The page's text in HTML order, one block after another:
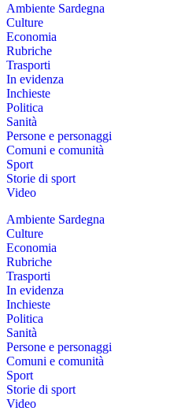
Ambiente Sardegna
Culture
Economia
Rubriche
Trasporti
In evidenza
Inchieste
Politica
Sanità
Persone e personaggi
Comuni e comunità
Sport
Storie di sport
Video
Ambiente Sardegna
Culture
Economia
Rubriche
Trasporti
In evidenza
Inchieste
Politica
Sanità
Persone e personaggi
Comuni e comunità
Sport
Storie di sport
Video